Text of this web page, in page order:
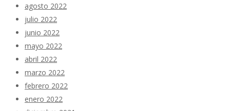
agosto 2022
julio 2022
junio 2022
mayo 2022
abril 2022
marzo 2022
febrero 2022
enero 2022